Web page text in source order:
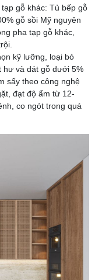
gỗ khác: Tủ bếp gỗ
gỗ sồi Mỹ nguyên
pha tạp gỗ khác,
kỹ lưỡng, loại bỏ
hư và dát gỗ dưới 5%
sấy theo công nghệ
đạt độ ẩm từ 12-
co ngót trong quá